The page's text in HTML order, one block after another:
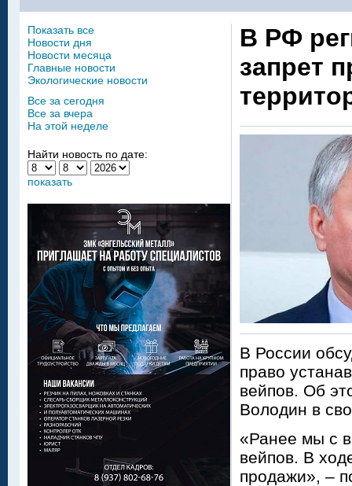
В РФ
запрет
В России
право
вейпов. Об
Володин в
«Ранее мы с
вейпов. В
продажи», –
Показать все
Новости дня
Новости месяца
Главные новости
Экологические новости
Все за сегодня
Все за вчера
На этой неделе
Найти новость по дате:
показать